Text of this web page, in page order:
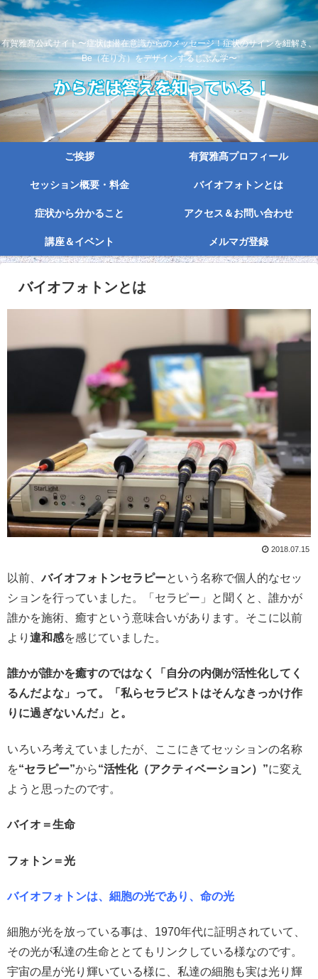
有賀雅髙公式サイト〜症状は潜在意識からのメッセージ！症状のサインを紐解き、
Be（在り方）をデザインするじぶん学〜
ご挨拶 有賀雅髙プロフィール
セッション概要・料金 バイオフォトンとは
症状から分かること アクセス＆お問い合わせ
講座＆イベント メルマガ登録
バイオフォトンとは
2018.07.15
以前、バイオフォトンセラピーという名称で個人的なセッ
ションを行っていました。「セラピー」と聞くと、誰かが
誰かを施術、癒すという意味合いがあります。そこに以前
より 違和感を感じていました。
誰かが誰かを癒すのではなく「自分の内側が活性化してく
るんだよな」って。
「私らセラピストはそんなきっかけ作
りに過ぎないんだ」と。
いろいろ考えていましたが、ここにきてセッションの名称
を“セラピー”から“活性化（アクティベーション）”に変え
ようと思ったのです。
バイオ＝生命
フォトン＝光
バイオフォトンは、細胞の光であり、命の光
細胞が光を放っている事は、1970年代に証明されていて、
その光が私達の生命ととてもリンクしている様なのです。
宇宙の星が光り輝いている様に、私達の細胞も実は光り輝